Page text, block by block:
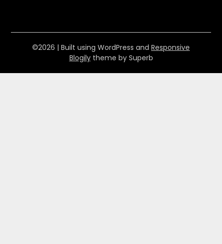
©2026 | Built using WordPress and Responsive
Blogilytheme by Superb